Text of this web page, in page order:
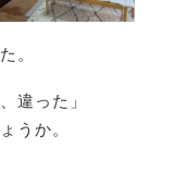
。
違った」
うか。